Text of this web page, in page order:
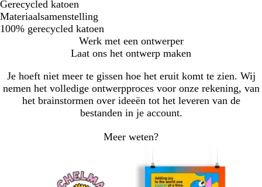
Gerecycled katoen
Materiaalsamenstelling
100% gerecycled katoen
Werk met een ontwerper
Laat ons het ontwerp maken
Je hoeft niet meer te gissen hoe het eruit komt te zien. Wij
nemen het volledige ontwerpproces voor onze rekening, van
het brainstormen over ideeën tot het leveren van de
bestanden in je account.
Meer weten?